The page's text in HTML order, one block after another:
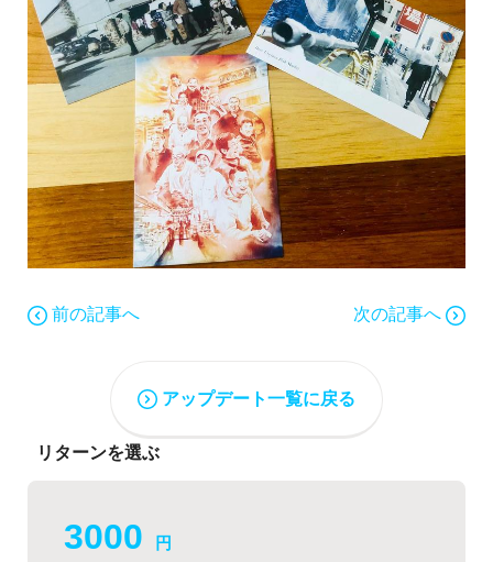
前の記事へ 次の記事へ
アップデート一覧に戻る
リターンを選ぶ
3000 円